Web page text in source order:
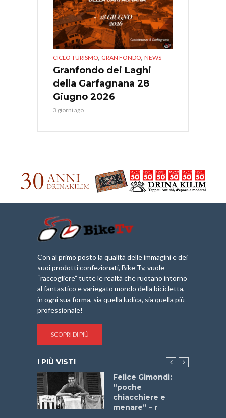
CICLO TURISMO, GRAN FONDO, NEWS
Granfondo dei Laghi
della Garfagnana 28
Giugno 2026
3 giorni ago
Con al primo posto la qualità delle immagini e dei
suoi prodotti confezionati, Bike Tv, vuole
“raccogliere” tutte le realtà che ruotano intorno
al fantastico e variegato mondo della bicicletta,
in ogni sua forma, sia quella ludica, sia quella più
professionale!
SCOPRI DI PIÙ
I PIÙ VISTI
Felice Gimondi:
“poche
chiacchiere e
menare” – r